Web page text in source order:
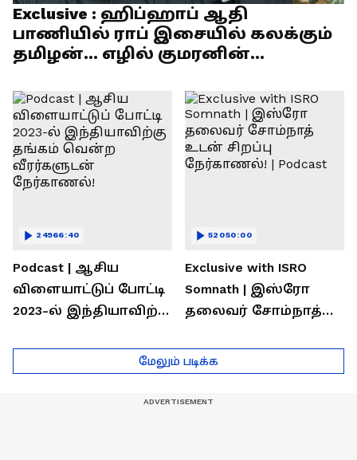
Exclusive : ஹிப்ஹாப் ஆதி
பாணியில் ராப் இசையில் கலக்கும்
தமிழன்... எழில் குமரனின்
Podcast | ஆசிய
விளையாட்டுப் போட்டி
2023-ல் இந்தியாவிற்கு
வீரர்களுடன்
நேர்காணல்!
24966:40
Exclusive with ISRO
Somnath | இஸ்ரோ
தலைவர் சோம்நாத்
நேர்காணல்! | Podcast
52050:00
மேலும் படிக்க